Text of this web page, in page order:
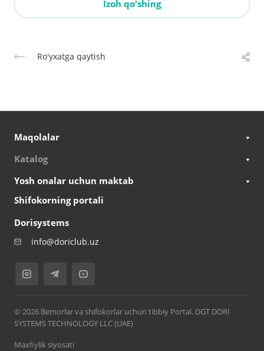
Izoh qo'shing
Roʻyxatga qaytish
Maqolalar
Katalog
Yosh onalar uchun maktab
Shifokorning portali
Dorisystems
info@doriclub.uz
© 2026 Bemorlar va shifokorlar uchun tibbiy Portal. DGT DORI
SYSTEMS TECHNOLOGY LLC (UAE)
Maxfiylik siyosati